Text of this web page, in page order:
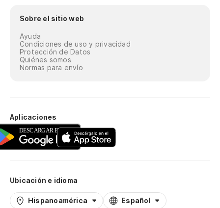
Sobre el sitio web
Ayuda
Condiciones de uso y privacidad
Protección de Datos
Quiénes somos
Normas para envío
Aplicaciones
Ubicación e idioma
Hispanoamérica Español